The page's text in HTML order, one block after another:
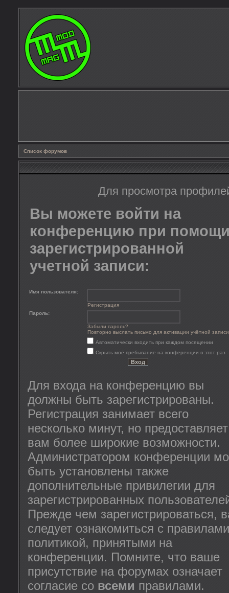
Список форумов
Для просмотра
Вы можете войти на
конференцию при
зарегистрированной
учетной записи:
Имя пользователя:
Регистрация
Пароль:
Забыли пароль?
Повторно выслать письмо для активации учётной записи
Автоматически входить при каждом посещении
Скрыть моё пребывание на конференции в этот раз
Для входа на конференцию вы
должны быть зарегистрированы.
Регистрация занимает всего
несколько минут, но предоставляет
вам более широкие возможности.
Администратором конференции
быть установлены также
дополнительные привилегии для
зарегистрированных
Прежде чем зарегистрироваться,
следует ознакомиться с
политикой, принятыми на
конференции. Помните, что ваше
присутствие на форумах означает
согласие со всеми правилами.